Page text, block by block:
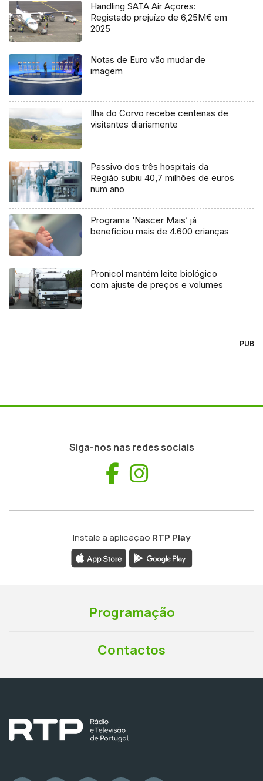
Handling SATA Air Açores:
Registado prejuízo de 6,25M€ em
2025
Notas de Euro vão mudar de
imagem
Ilha do Corvo recebe centenas de
visitantes diariamente
Passivo dos três hospitais da
Região subiu 40,7 milhões de euros
num ano
Programa ‘Nascer Mais’ já
beneficiou mais de 4.600 crianças
Pronicol mantém leite biológico
com ajuste de preços e volumes
PUB
Siga-nos nas redes sociais
Facebook
Instale a aplicação RTP Play
Programação
Contactos